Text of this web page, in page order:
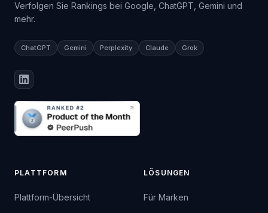
Verfolgen Sie Rankings bei Google, ChatGPT, Gemini und
mehr.
ChatGPT Gemini Perplexity Claude Grok
PLATTFORM
Plattform-Übersicht
LÖSUNGEN
Für Marken